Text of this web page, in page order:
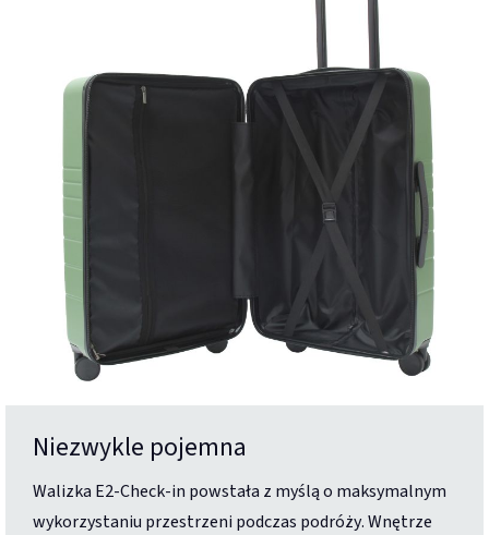
Niezwykle pojemna
Walizka E2-Check-in powstała z myślą o maksymalnym
wykorzystaniu przestrzeni podczas podróży. Wnętrze